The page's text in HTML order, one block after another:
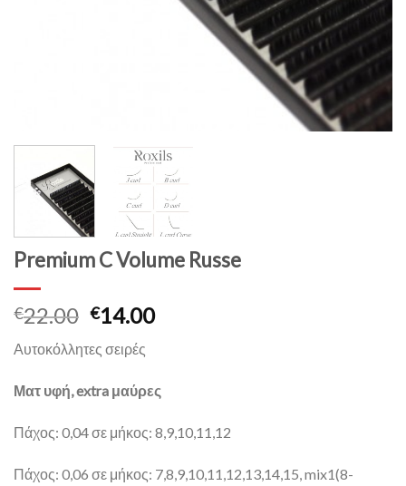
Premium C Volume Russe
€22.00 €14.00
Αυτοκόλλητες σειρές
Ματ υφή, extra μαύρες
Πάχος: 0,04 σε μήκος: 8,9,10,11,12
Πάχος: 0,06 σε μήκος: 7,8,9,10,11,12,13,14,15, mix1(8-